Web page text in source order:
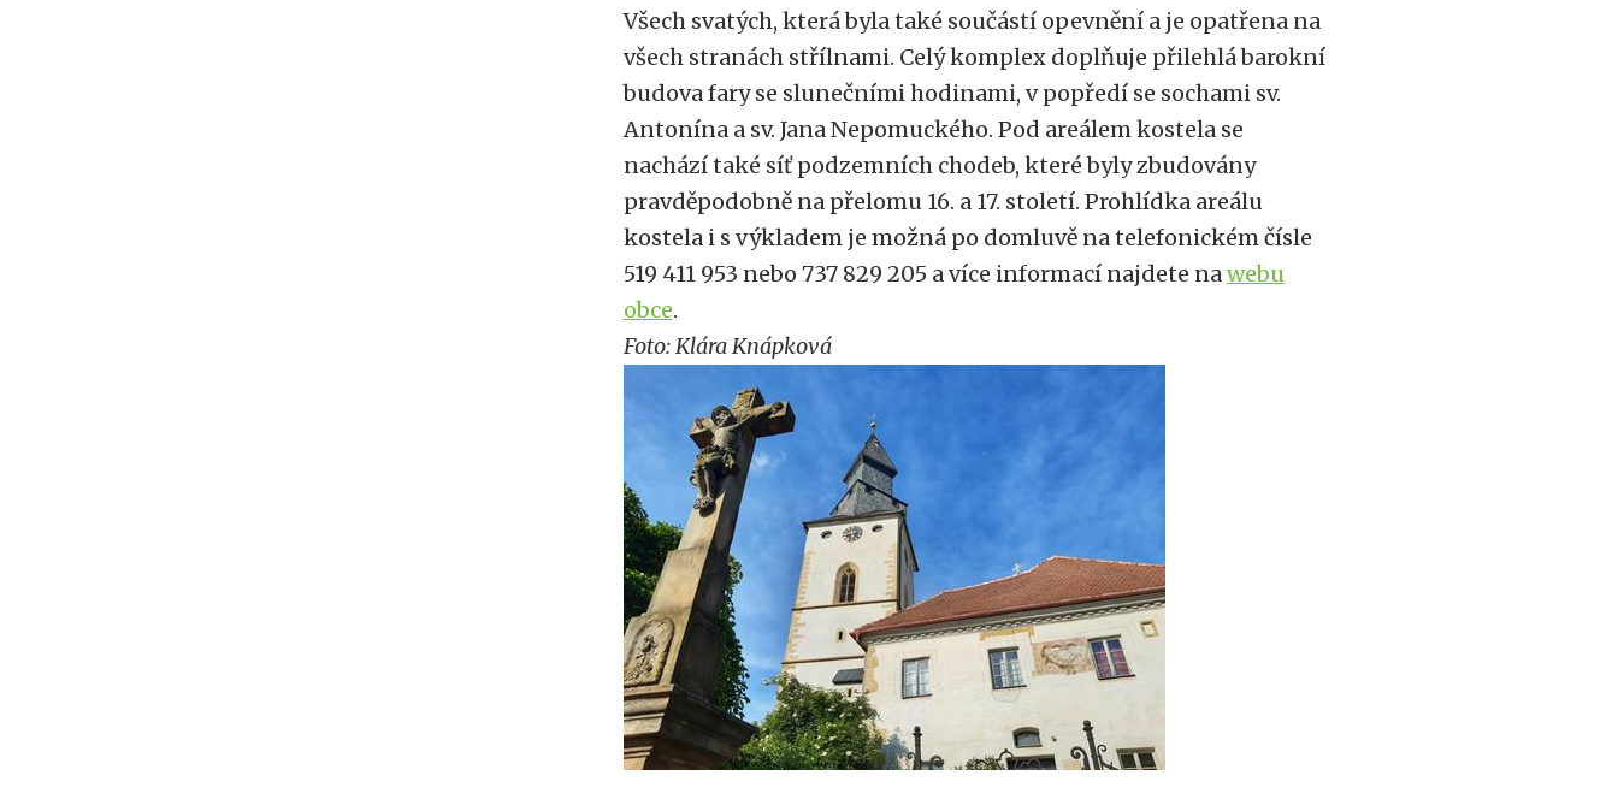
Všech svatých, která byla také součástí opevnění a je opatřena na
všech stranách střílnami. Celý komplex doplňuje přilehlá barokní
budova fary se slunečními hodinami, v popředí se sochami sv.
Antonína a sv. Jana Nepomuckého. Pod areálem kostela se
nachází také síť podzemních chodeb, které byly zbudovány
pravděpodobně na přelomu 16. a 17. století. Prohlídka areálu
kostela i s výkladem je možná po domluvě na telefonickém čísle
519 411 953 nebo 737 829 205 a více informací najdete nawebu
obce.
Foto: Klára Knápková